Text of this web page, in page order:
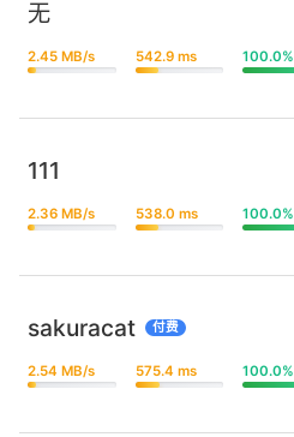
无
2.45 MB/s 542.9 ms 100.0%
111
2.36 MB/s 538.0 ms 100.0%
sakuracat 付费
2.54 MB/s 575.4 ms 100.0%